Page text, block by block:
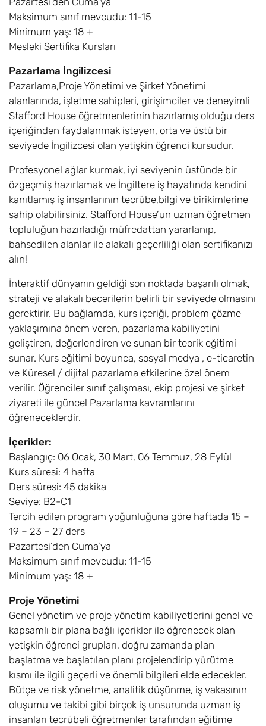
Maksimum sınıf mevcudu: 11-15
Minimum yaş: 18 +
Mesleki Sertifika Kursları
Pazarlama İngilizcesi
Pazarlama,Proje Yönetimi ve Şirket Yönetimi
alanlarında, işletme sahipleri, girişimciler ve deneyimli
Stafford House öğretmenlerinin hazırlamış olduğu ders
içeriğinden faydalanmak isteyen, orta ve üstü bir
seviyede İngilizcesi olan yetişkin öğrenci kursudur.
Profesyonel ağlar kurmak, iyi seviyenin üstünde bir
özgeçmiş hazırlamak ve İngiltere iş hayatında kendini
kanıtlamış iş insanlarının tecrübe,bilgi ve birikimlerine
sahip olabilirsiniz. Stafford House’un uzman öğretmen
topluluğun hazırladığı müfredattan yararlanıp,
bahsedilen alanlar ile alakalı geçerliliği olan sertifikanızı
alın!
İnteraktif dünyanın geldiği son noktada başarılı olmak,
strateji ve alakalı becerilerin belirli bir seviyede olmasını
gerektirir. Bu bağlamda, kurs içeriği, problem çözme
yaklaşımına önem veren, pazarlama kabiliyetini
geliştiren, değerlendiren ve sunan bir teorik eğitimi
sunar. Kurs eğitimi boyunca, sosyal medya , e-ticaretin
ve Küresel / dijital pazarlama etkilerine özel önem
verilir. Öğrenciler sınıf çalışması, ekip projesi ve şirket
ziyareti ile güncel Pazarlama kavramlarını
öğreneceklerdir.
İçerikler:
Başlangıç: 06 Ocak, 30 Mart, 06 Temmuz, 28 Eylül
Kurs süresi: 4 hafta
Ders süresi: 45 dakika
Seviye: B2-C1
Tercih edilen program yoğunluğuna göre haftada 15 –
19 – 23 – 27 ders
Pazartesi’den Cuma’ya
Maksimum sınıf mevcudu: 11-15
Minimum yaş: 18 +
Proje Yönetimi
Genel yönetim ve proje yönetim kabiliyetlerini genel ve
kapsamlı bir plana bağlı içerikler ile öğrenecek olan
yetişkin öğrenci grupları, doğru zamanda plan
başlatma ve başlatılan planı projelendirip yürütme
kısmı ile ilgili geçerli ve önemli bilgileri elde edecekler.
Bütçe ve risk yönetme, analitik düşünme, iş vakasının
oluşumu ve takibi gibi birçok iş unsurunda uzman iş
insanları tecrübeli öğretmenler tarafından eğitime